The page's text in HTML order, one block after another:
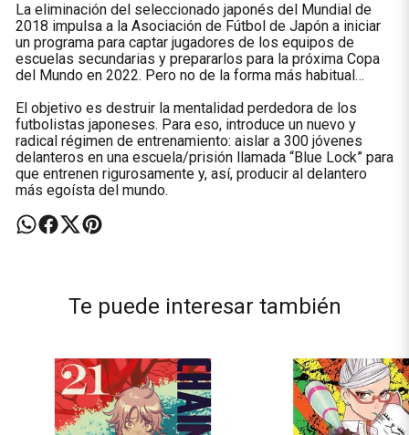
La eliminación del seleccionado japonés del Mundial de
2018 impulsa a la Asociación de Fútbol de Japón a iniciar
un programa para captar jugadores de los equipos de
escuelas secundarias y prepararlos para la próxima Copa
del Mundo en 2022. Pero no de la forma más habitual…
El objetivo es destruir la mentalidad perdedora de los
futbolistas japoneses. Para eso, introduce un nuevo y
radical régimen de entrenamiento: aislar a 300 jóvenes
delanteros en una escuela/prisión llamada “Blue Lock” para
que entrenen rigurosamente y, así, producir al delantero
más egoísta del mundo.
Te puede interesar también